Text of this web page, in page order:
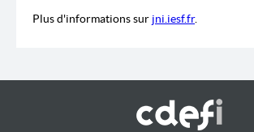
Plus d'informations sur jni.iesf.fr.